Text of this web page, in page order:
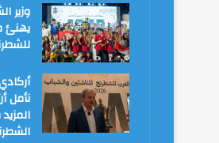
وزير
يهنئ
نأمل